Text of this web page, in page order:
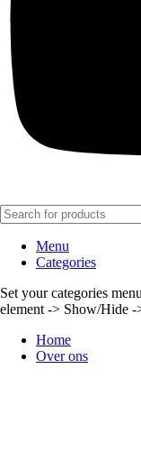
Menu
Categories
Set your categories
element -> Show/Hide -
Home
Over ons